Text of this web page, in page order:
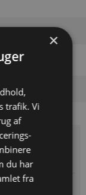
kroner
×
trafik. Vi
af
du har
fra